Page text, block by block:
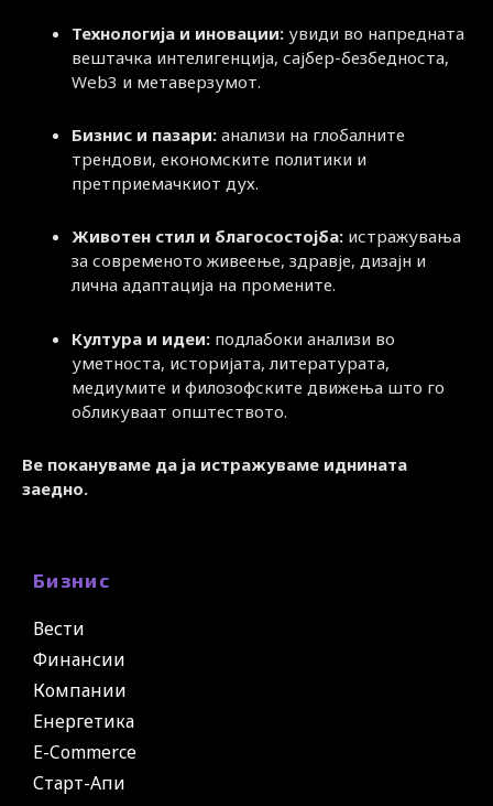
Технологија и иновации: увиди во напредната
вештачка интелигенција, сајбер-безбедноста,
Web3 и метаверзумот.
Бизнис и пазари: анализи на глобалните
трендови, економските политики и
претприемачкиот дух.
Животен стил и благосостојба: истражувања
за современото живеење, здравје, дизајн и
лична адаптација на промените.
Култура и идеи: подлабоки анализи во
уметноста, историјата, литературата,
медиумите и филозофските движења што го
обликуваат општеството.
Ве покануваме да ја истражуваме иднината
заедно.
Бизнис
Вести
Финансии
Компании
Енергетика
E-Commerce
Старт-Апи